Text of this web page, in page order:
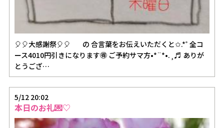
🎈🎈大感謝祭🎈🎈 の 合言葉をお伝えいただくと✩.*˚ 全コ
ース4010円引きになります🉐 ご予約サマ方•*¨*•.¸♬︎ ありが
とうござ…
5/12 20:02
本日のお礼💌♡